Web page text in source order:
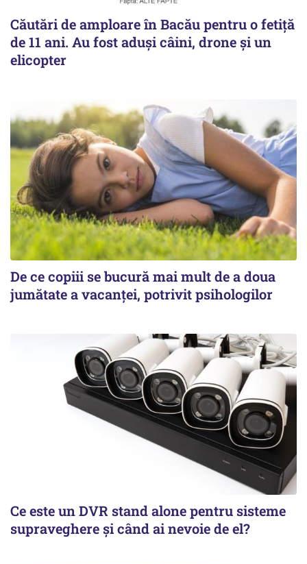
Căutări de amploare în Bacău pentru o fetiță
de 11 ani. Au fost aduși câini, drone și un
elicopter
De ce copiii se bucură mai mult de a doua
jumătate a vacanței, potrivit psihologilor
Ce este un DVR stand alone pentru sisteme
supraveghere și când ai nevoie de el?